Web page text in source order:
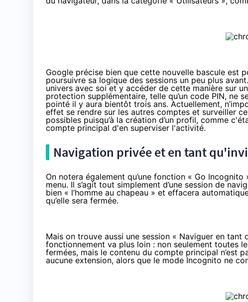
Google précise bien que cette nouvelle bascule est
poursuivre sa logique des sessions un peu plus
univers avec soi et y accéder de cette manière sur
protection supplémentaire, telle qu’un code PIN, ne
pointé il y aura bientôt trois ans. Actuellement,
effet se rendre sur les autres comptes et surveiller
possibles puisqu’à la création d’un profil, comme
compte principal d'en superviser l'activité.
Navigation privée et en tant
On notera également qu’une fonction « Go
menu. Il s’agit tout simplement d’une session de
bien « l’homme au chapeau » et effacera
qu’elle sera fermée.
Mais on trouve aussi une session « Naviguer en tant
fonctionnement va plus loin : non seulement toutes
fermées, mais le contenu du compte principal n’est
aucune extension, alors que le mode Incognito ne